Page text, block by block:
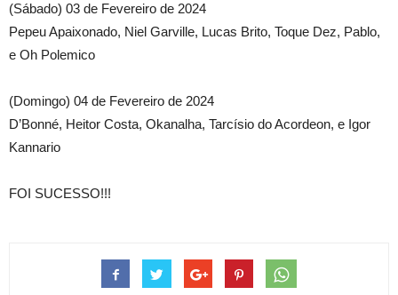
(Sábado) 03 de Fevereiro de 2024
Pepeu Apaixonado, Niel Garville, Lucas Brito, Toque Dez, Pablo,
e Oh Polemico
(Domingo) 04 de Fevereiro de 2024
D’Bonné, Heitor Costa, Okanalha, Tarcísio do Acordeon, e Igor
Kannario
FOI SUCESSO!!!